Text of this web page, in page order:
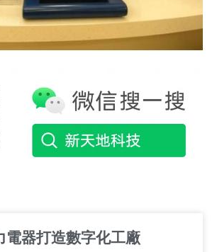
電器打造數字化工廠